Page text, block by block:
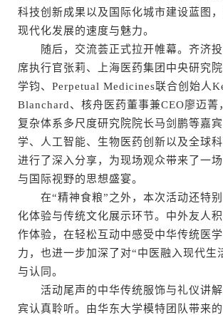
科技创新成果以及国际化城市建设蓝图
现代化发展的速度与魅力。
随后，交流荟正式拉开帷幕。齐济投
席执行官张莉、上海医药集团中央研究
学钧、Perpetual Medicines联合创始人
Blanchard、核舟医药董事兼CEO廖迈菁
复杂体系多尺度研究院院长马剑鹏等嘉
学、人工智能、生物医药创新以及全球
进行了深入分享，为现场观众带来了一
与国际视野的思想盛宴。
在“精神食粮”之外，本次活动还特别
化体验与传统文化展示环节。中外友人
作体验，在轻松互动中感受中华传统医
力，也进一步加深了对“中医融入现代生
与认同。
活动尾声的中华传统服饰与礼仪讲解
宾认真聆听。由华东大学模特团队带来